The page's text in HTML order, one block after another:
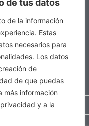
de tus datos
de la información
Estas
necesarios para
Los datos
de
de que puedas
más información
y a la
· Ser
Li e aceito
as
privacidade.
Subscrever